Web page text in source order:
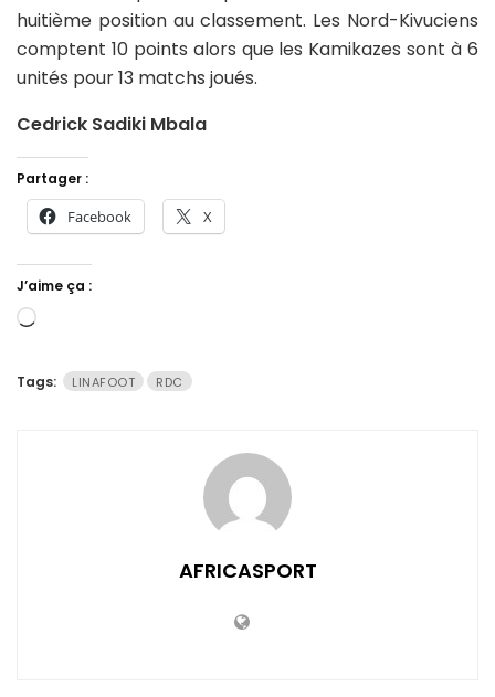
huitième position au classement. Les Nord-Kivuciens
comptent 10 points alors que les Kamikazes sont à 6
unités pour 13 matchs joués.
Cedrick Sadiki Mbala
Partager :
Facebook X
J’aime ça :
Chargement…
Tags: LINAFOOT RDC
AFRICASPORT